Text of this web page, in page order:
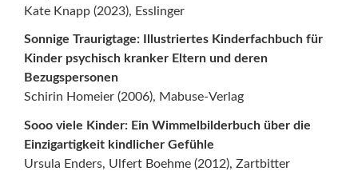
Kate Knapp (2023), Esslinger
Sonnige Traurigtage: Illustriertes Kinderfachbuch für
Kinder psychisch kranker Eltern und deren
Bezugspersonen
Schirin Homeier (2006), Mabuse-Verlag
Sooo viele Kinder: Ein Wimmelbilderbuch über die
Einzigartigkeit kindlicher Gefühle
Ursula Enders, Ulfert Boehme (2012), Zartbitter